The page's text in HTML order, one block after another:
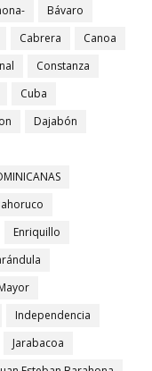
Bávaro
Cabrera
Canoa
Constanza
Cuba
Dajabón
Enriquillo
Independencia
Jarabacoa